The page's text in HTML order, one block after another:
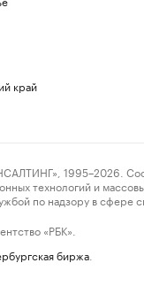
край
1995–2026.
технологий и
по надзору в
«РБК».
биржа